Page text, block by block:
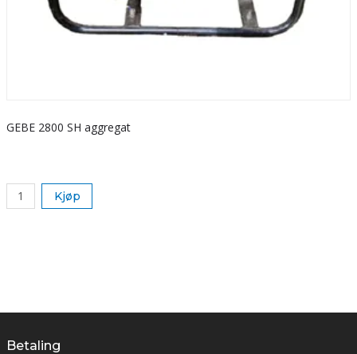
GEBE 2800 SH aggregat
Kjøp
Betaling